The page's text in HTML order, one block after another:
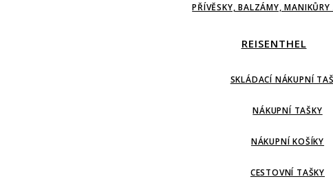
PŘÍVĚSKY, BALZÁMY,
REISENTHEL
SKLÁDACÍ NÁKUPNÍ
NÁKUPNÍ TAŠKY
NÁKUPNÍ KOŠÍKY
CESTOVNÍ TAŠKY